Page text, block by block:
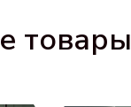
товары